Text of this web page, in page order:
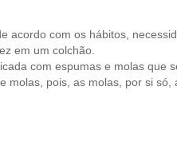
acordo com os hábitos,
em um colchão.
com espumas e molas
molas, pois, as molas, por si